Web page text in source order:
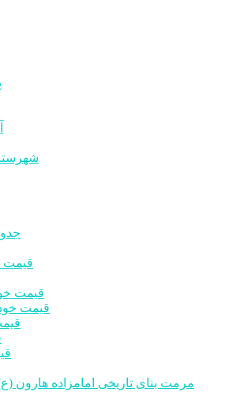
قیمت
قیمت
قیمت
مرمت بنای تاریخی امامزاده هارون